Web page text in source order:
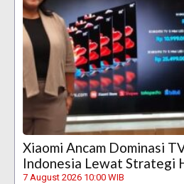
Xiaomi Ancam Dominasi
Indonesia Lewat Strategi
7 August 2026 10:00 WIB